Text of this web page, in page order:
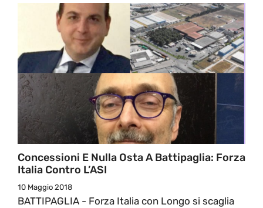
Concessioni E Nulla Osta A Battipaglia: Forza
Italia Contro L’ASI
10 Maggio 2018
BATTIPAGLIA - Forza Italia con Longo si scaglia